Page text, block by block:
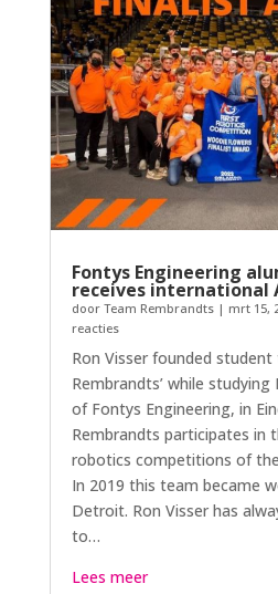
Fontys Engineering
receives international
door Team Rembrandts| mrt 15,
reacties
Ron Visser founded student
Rembrandts’ while
of Fontys Engineering, in
Rembrandts participates in
robotics competitions of
In 2019 this team became
Detroit. Ron Visser has
to…
Lees meer